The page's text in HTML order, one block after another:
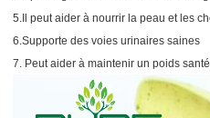
5.Il peut aider à nourrir la peau et les
6.Supporte des voies urinaires saines
7. Peut aider à maintenir un poids santé